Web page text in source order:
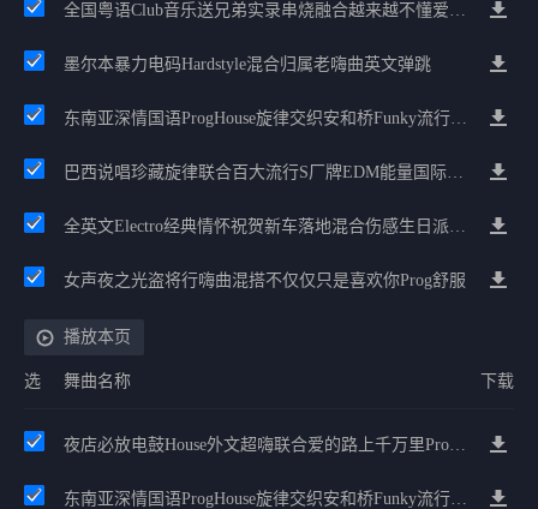
全国粤语Club音乐送兄弟实录串烧融合越来越不懂爱的哲学遗憾专辑
墨尔本暴力电码Hardstyle混合归属老嗨曲英文弹跳
东南亚深情国语ProgHouse旋律交织安和桥Funky流行情怀串烧
巴西说唱珍藏旋律联合百大流行S厂牌EDM能量国际电音串烧
全英文Electro经典情怀祝贺新车落地混合伤感生日派对中文Club串烧
女声夜之光盗将行嗨曲混搭不仅仅只是喜欢你Prog舒服
播放本页
选 舞曲名称 下载
夜店必放电鼓House外文超嗨联合爱的路上千万里Prog包房漫步上头
东南亚深情国语ProgHouse旋律交织安和桥Funky流行情怀串烧